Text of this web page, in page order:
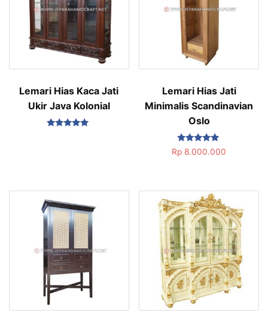
Lemari Hias Kaca Jati
Ukir Java Kolonial
Lemari Hias Jati
Minimalis Scandinavian
Oslo
Dinilai
5.00
Rp 8.000.000